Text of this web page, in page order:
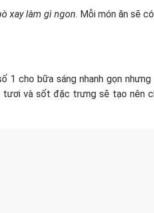
xay làm gì ngon. Mỗi món ăn sẽ
1 cho bữa sáng nhanh gọn nhưng
tươi và sốt đặc trưng sẽ tạo nên